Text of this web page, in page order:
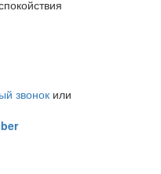
звонок или